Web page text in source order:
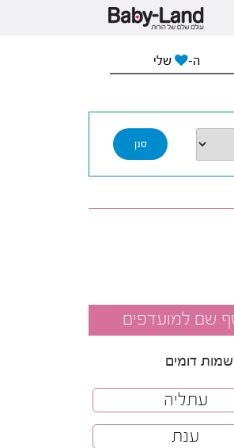
ה- שלי
שמות דומים
עתליה
ענת